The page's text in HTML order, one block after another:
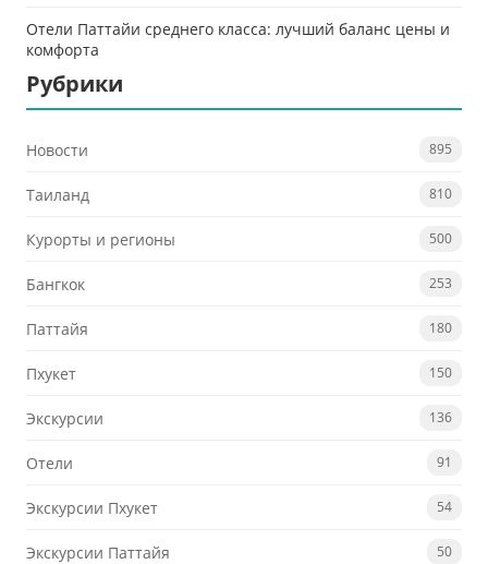
Отели Паттайи среднего класса: лучший баланс цены и
комфорта
Рубрики
Новости 895
Таиланд 810
Курорты и регионы 500
Бангкок 253
Паттайя 180
Пхукет 150
Экскурсии 136
Отели 91
Экскурсии Пхукет 54
Экскурсии Паттайя 50